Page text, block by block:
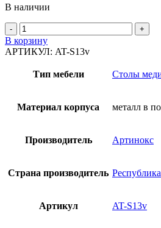
В наличии
В корзину
АРТИКУЛ: AT-S13v
Тип мебели Столы
Материал корпуса металл в
Производитель Артинокс
Страна производитель
Артикул AT-S13v